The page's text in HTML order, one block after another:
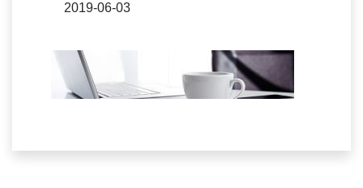
2019-06-03